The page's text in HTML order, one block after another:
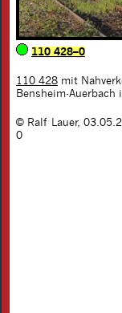
110 428–0
110 428 mit
Bensheim-
© Ralf Lauer,
0